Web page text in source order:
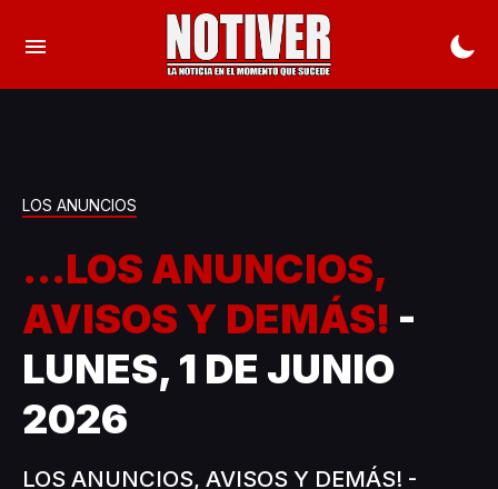
LOS ANUNCIOS
...LOS ANUNCIOS,
AVISOS Y DEMÁS! -
LUNES, 1 DE JUNIO
2026
LOS ANUNCIOS, AVISOS Y DEMÁS! -